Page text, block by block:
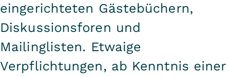
eingerichteten Gästebüchern,
Diskussionsforen und
Mailinglisten. Etwaige
Verpflichtungen, ab Kenntnis einer